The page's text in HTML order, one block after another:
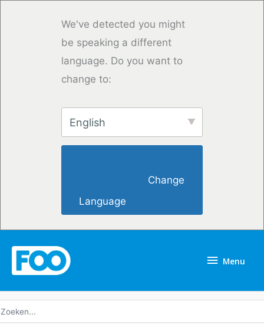
We've detected you might
be speaking a different
language. Do you want to
change to:
English
Language
Menu